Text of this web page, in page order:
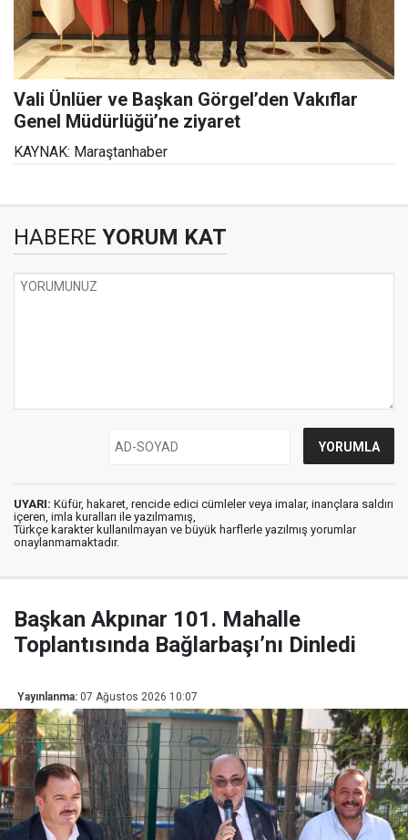
Vali Ünlüer ve Başkan Görgel’den Vakıflar
Genel Müdürlüğü’ne ziyaret
KAYNAK: Maraştanhaber
HABERE YORUM KAT
UYARI: Küfür, hakaret, rencide edici cümleler veya imalar, inançlara saldırı
içeren, imla kuralları ile yazılmamış,
Türkçe karakter kullanılmayan ve büyük harflerle yazılmış yorumlar
onaylanmamaktadır.
Başkan Akpınar 101. Mahalle
Toplantısında Bağlarbaşı’nı Dinledi
Yayınlanma: 07 Ağustos 2026 10:07